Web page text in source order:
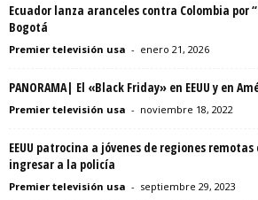
Ecuador lanza aranceles contra Colombia por
Bogotá
Premier televisión usa - enero 21, 2026
PANORAMA| El «Black Friday» en EEUU y en
Premier televisión usa - noviembre 18, 2022
EEUU patrocina a jóvenes de regiones
ingresar a la policía
Premier televisión usa - septiembre 29, 2023